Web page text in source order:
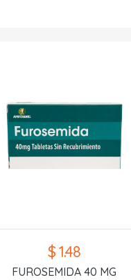
$ 1.48
FUROSEMIDA 40 MG